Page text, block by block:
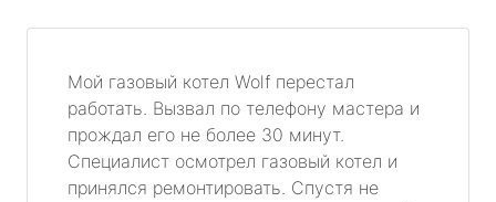
Мой газовый котел Wolf перестал
работать. Вызвал по телефону мастера и
прождал его не более 30 минут.
Специалист осмотрел газовый котел и
принялся ремонтировать. Спустя не